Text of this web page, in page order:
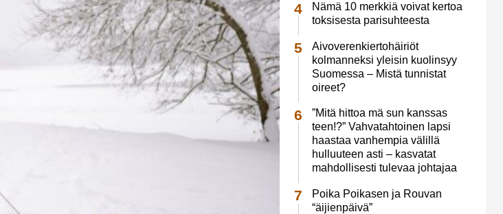
Nämä 10 merkkiä voivat kertoa
toksisesta parisuhteesta
Aivoverenkiertohäiriöt
kolmanneksi yleisin kuolinsyy
Suomessa – Mistä tunnistat
oireet?
”Mitä hittoa mä sun kanssas
teen!?” Vahvatahtoinen lapsi
haastaa vanhempia välillä
hulluuteen asti – kasvatat
mahdollisesti tulevaa johtajaa
Poika Poikasen ja Rouvan
“äijienpäivä”